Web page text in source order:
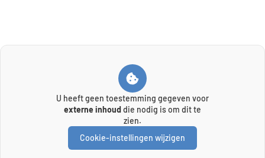
U heeft geen toestemming gegeven voor
externe inhouddie nodig is om dit te
zien.
Cookie-instellingen wijzigen